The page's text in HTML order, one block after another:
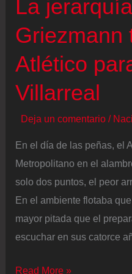
victoria
Atlético
ante
pétreo
Getafe
La
Griezmann
Atlético
Villarreal
Deja un comentario /
En el día de las peñas, el
Metropolitano en el
solo dos puntos, el peor
En el ambiente flotaba
mayor pitada que el
escuchar en sus catorce
La
Read More »